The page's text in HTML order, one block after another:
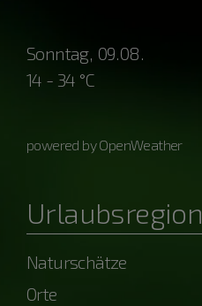
Sonntag, 09.08.
14 - 34 °C
powered by OpenWeather
Urlaubsregion
Naturschätze
Orte